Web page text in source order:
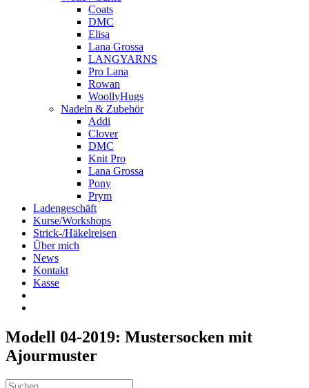
Coats
DMC
Elisa
Lana Grossa
LANGYARNS
Pro Lana
Rowan
WoollyHugs
Nadeln & Zubehör
Addi
Clover
DMC
Knit Pro
Lana Grossa
Pony
Prym
Ladengeschäft
Kurse/Workshops
Strick-/Häkelreisen
Über mich
News
Kontakt
Kasse
Modell 04-2019: Mustersocken mit
Ajourmuster
Suche